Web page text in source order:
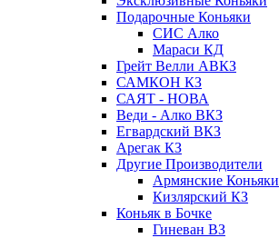
Подарочные Коньяки
СИС Алко
Мараси КД
Грейт Велли АВКЗ
САМКОН КЗ
САЯТ - НОВА
Веди - Алко ВКЗ
Егвардский ВКЗ
Арегак КЗ
Другие Производители
Армянские Коньяки
Кизлярский КЗ
Коньяк в Бочке
Гиневан ВЗ